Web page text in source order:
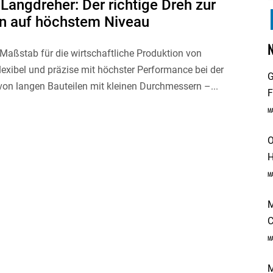
Der richtige Dreh zur
auf höchstem Niveau
für die wirtschaftliche Produktion von
und präzise mit höchster Performance bei der
langen Bauteilen mit kleinen Durchmessern –...